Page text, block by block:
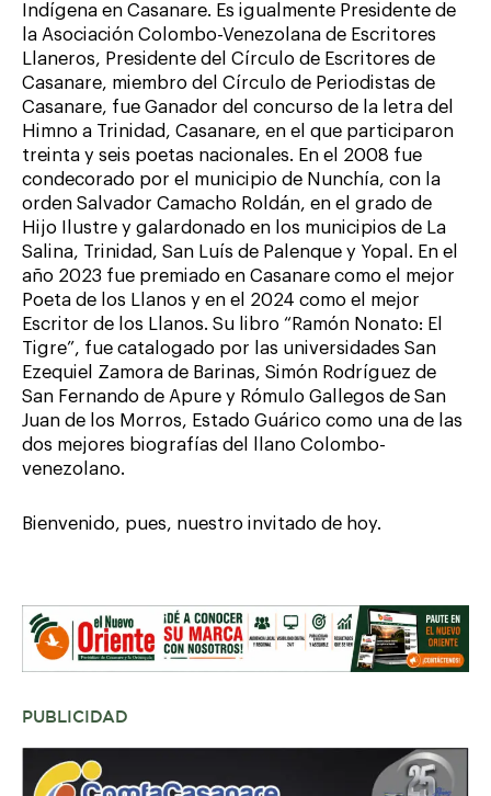
Indígena en Casanare. Es igualmente Presidente de
la Asociación Colombo-Venezolana de Escritores
Llaneros, Presidente del Círculo de Escritores de
Casanare, miembro del Círculo de Periodistas de
Casanare, fue Ganador del concurso de la letra del
Himno a Trinidad, Casanare, en el que participaron
treinta y seis poetas nacionales. En el 2008 fue
condecorado por el municipio de Nunchía, con la
orden Salvador Camacho Roldán, en el grado de
Hijo Ilustre y galardonado en los municipios de La
Salina, Trinidad, San Luís de Palenque y Yopal. En el
año 2023 fue premiado en Casanare como el mejor
Poeta de los Llanos y en el 2024 como el mejor
Escritor de los Llanos. Su libro “Ramón Nonato: El
Tigre”, fue catalogado por las universidades San
Ezequiel Zamora de Barinas, Simón Rodríguez de
San Fernando de Apure y Rómulo Gallegos de San
Juan de los Morros, Estado Guárico como una de las
dos mejores biografías del llano Colombo-
venezolano.
Bienvenido, pues, nuestro invitado de hoy.
PUBLICIDAD